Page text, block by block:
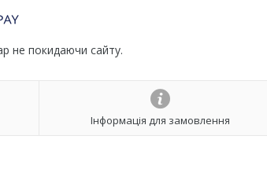
не покидаючи сайту.
Інформація для замовлення